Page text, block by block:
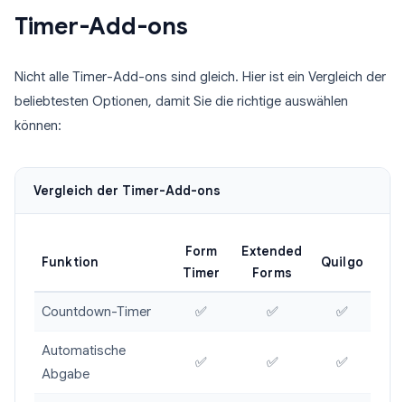
Timer-Add-ons
Nicht alle Timer-Add-ons sind gleich. Hier ist ein Vergleich der
beliebtesten Optionen, damit Sie die richtige auswählen
können:
Vergleich der Timer-Add-ons
Funktion
Form
Timer
Extended
Forms
Quilgo
Countdown-Timer ✅ ✅ ✅
Automatische
Abgabe
✅ ✅ ✅